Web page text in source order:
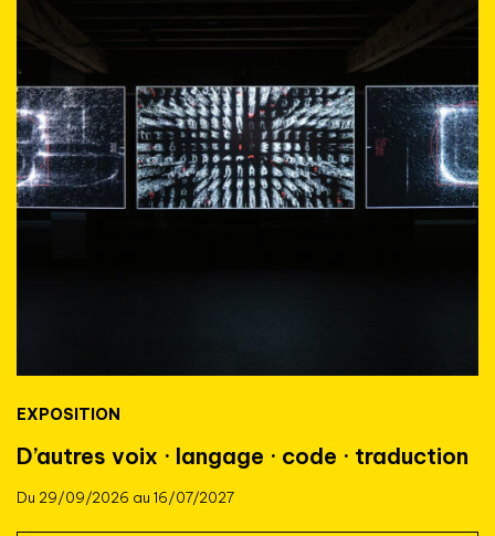
EXPOSITION
D’autres voix · langage · code · traduction
Du 29/09/2026 au 16/07/2027